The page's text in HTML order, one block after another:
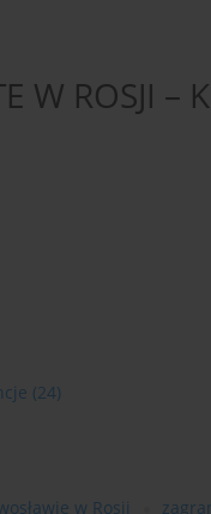
W ROSJI –
(24)
w Rosji